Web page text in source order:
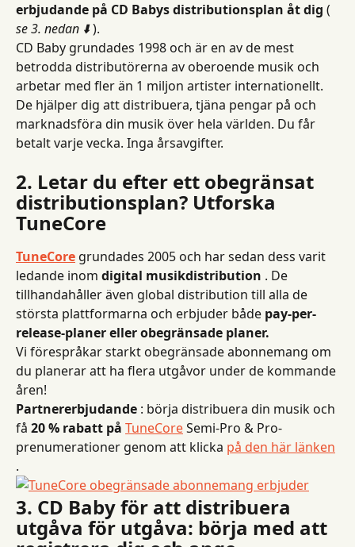
erbjudande på CD Babys distributionsplan åt dig (
se 3. nedan ⬇️ ).
CD Baby grundades 1998 och är en av de mest
betrodda distributörerna av oberoende musik och
arbetar med fler än 1 miljon artister internationellt.
De hjälper dig att distribuera, tjäna pengar på och
marknadsföra din musik över hela världen. Du får
betalt varje vecka. Inga årsavgifter.
2. Letar du efter ett obegränsat
distributionsplan? Utforska
TuneCore
TuneCore grundades 2005 och har sedan dess varit
ledande inom digital musikdistribution . De
tillhandahåller även global distribution till alla de
största plattformarna och erbjuder både pay-per-
release-planer eller obegränsade planer.
Vi förespråkar starkt obegränsade abonnemang om
du planerar att ha flera utgåvor under de kommande
åren!
Partnererbjudande : börja distribuera din musik och
få 20 % rabatt på TuneCore Semi-Pro & Pro-
prenumerationer genom att klicka på den här länken
.
3. CD Baby för att distribuera
utgåva för utgåva: börja med att